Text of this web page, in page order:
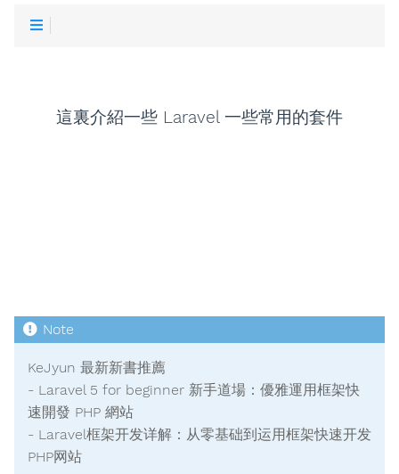
這裏介紹一些 Laravel 一些常用的套件
KeJyun 最新新書推薦
- Laravel 5 for beginner 新手道場：優雅運用框架快
速開發 PHP 網站
- Laravel框架开发详解：从零基础到运用框架快速开发
PHP网站